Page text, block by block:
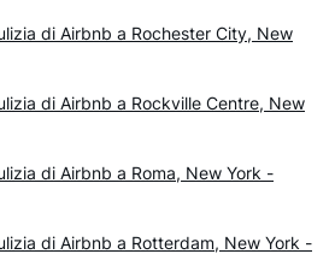
di Airbnb a Rochester City, New
di Airbnb a Rockville Centre, New
di Airbnb a Roma, New York -
di Airbnb a Rotterdam, New York -